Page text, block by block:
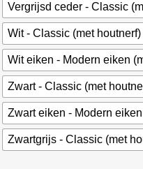
Vergrijsd ceder - Classic
Wit - Classic (met
Wit eiken - Modern eiken
Zwart - Classic (met
Zwart eiken - Modern
Zwartgrijs - Classic (met